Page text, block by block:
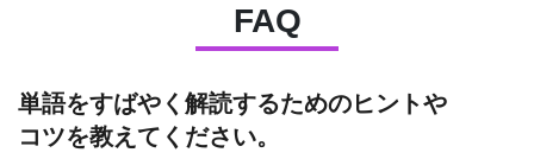
FAQ
単語をすばやく解読するためのヒントや
コツを教えてください。